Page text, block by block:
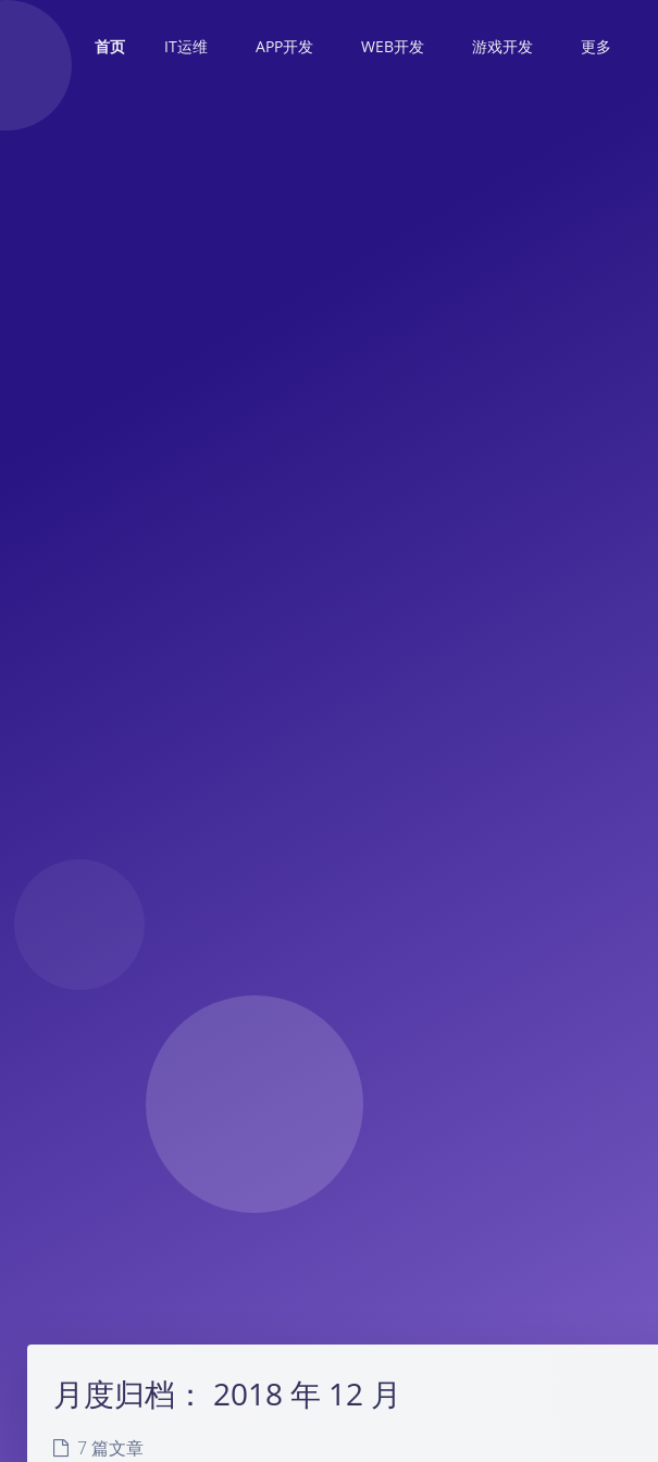
首页 IT运维 APP开发 WEB开发 游戏开发 更多
月度归档： 2018 年 12 月
7 篇文章